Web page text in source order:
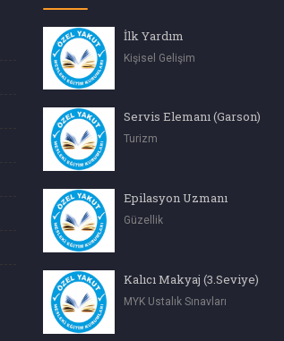
İlk Yardım
Kişisel Gelişim
Servis Elemanı (Garson)
Turizm
Epilasyon Uzmanı
Güzellik
Kalıcı Makyaj (3.Seviye)
MYK Ustalık Sınavları